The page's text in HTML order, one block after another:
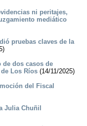
ni peritajes,
mediático
pruebas claves de la
de dos casos de
Los Ríos (14/11/2025)
del Fiscal
Julia Chuñil